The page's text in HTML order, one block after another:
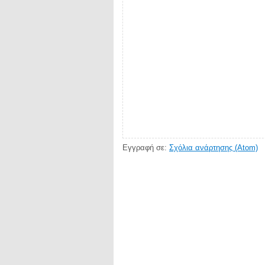
Εγγραφή σε: Σχόλια ανάρτησης (Atom)